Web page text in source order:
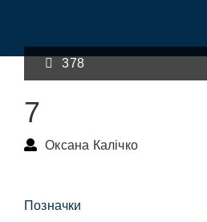
378
7
Оксана Калічко
Позначки